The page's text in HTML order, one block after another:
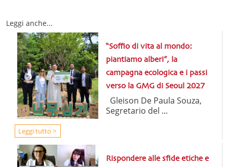
Leggi anche...
“Soffio di vita al mondo:
piantiamo alberi”, la
campagna ecologica e i passi
verso la GMG di Seoul 2027
Gleison De Paula Souza,
Segretario del ...
Leggi tutto >
Rispondere alle sfide etiche e